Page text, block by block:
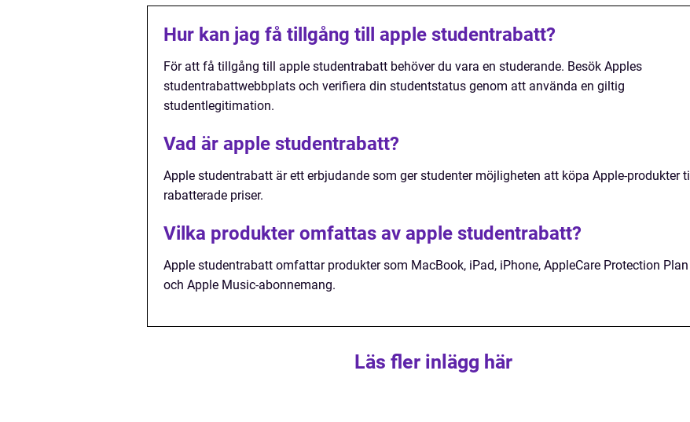
Hur kan jag få tillgång till apple studentrabatt?
För att få tillgång till apple studentrabatt behöver du vara en studerande. Besök Apples
studentrabattwebbplats och verifiera din studentstatus genom att använda en giltig
studentlegitimation.
Vad är apple studentrabatt?
Apple studentrabatt är ett erbjudande som ger studenter möjligheten att köpa Apple-produkter till
rabatterade priser.
Vilka produkter omfattas av apple studentrabatt?
Apple studentrabatt omfattar produkter som MacBook, iPad, iPhone, AppleCare Protection Plan
och Apple Music-abonnemang.
Läs fler inlägg här